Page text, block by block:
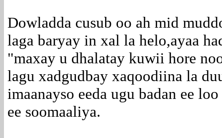
Dowladda cusub oo ah mid
laga baryay in xal la helo,ayaa
"maxay u dhalatay kuwii hore
lagu xadgudbay xaqoodiina la
imaanayso eeda ugu badan ee
ee soomaaliya.